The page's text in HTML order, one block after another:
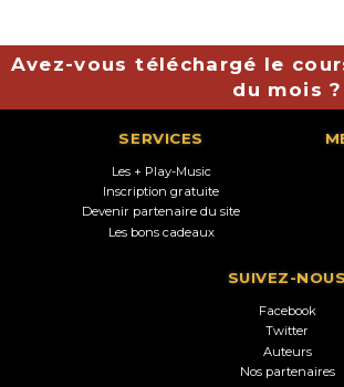
Avez-vous téléchargé le
du mois ?
SERVICES
Les + Play-Music
Inscription gratuite
Devenir partenaire du site
Les bons cadeaux
SUIVEZ-NOUS
Facebook
Twitter
Auteurs
Nos partenaires